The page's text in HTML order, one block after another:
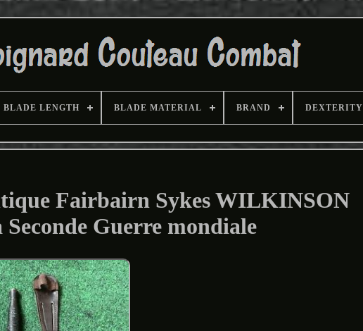
BLADE LENGTH BLADE MATERIAL BRAND DEXTERITY
Fairbairn Sykes WILKINSON
Guerre mondiale